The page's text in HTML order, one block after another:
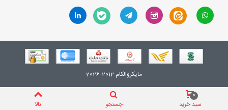
مایکروالکام 2012-2026
سبد خرید
0
جستجو بالا